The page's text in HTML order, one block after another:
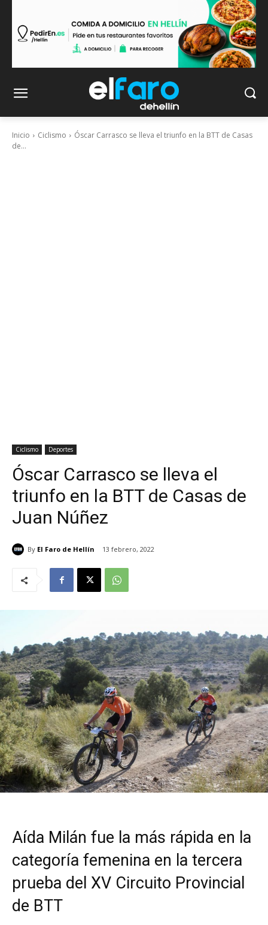
Inicio Ciclismo
Óscar Carrasco se lleva el triunfo en la BTT de Casas
de...
Ciclismo Deportes
Óscar Carrasco se lleva el
triunfo en la BTT de Casas de
Juan Núñez
By El Faro de Hellín 13 febrero, 2022
Aída Milán fue la más rápida en la
categoría femenina en la tercera
prueba del XV Circuito Provincial
de BTT